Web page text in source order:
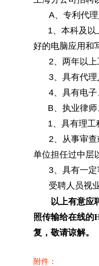
A、专利代
1、本科及以
好的电脑应用和
2、两年以
3、具有代
4、具有电
B、执业律师
1、具有理工
2、从事审
单位担任过中
3、具有一
受聘人员视
以上有意应
照传输给在线的
复，敬请谅解。
附件：